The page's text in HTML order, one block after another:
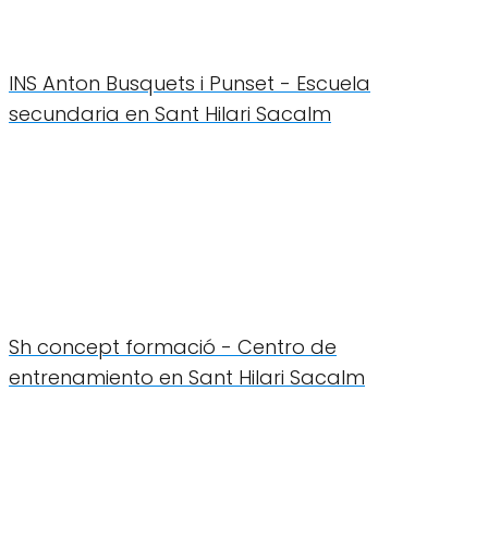
INS Anton Busquets i Punset - Escuela
secundaria en Sant Hilari Sacalm
Sh concept formació - Centro de
entrenamiento en Sant Hilari Sacalm